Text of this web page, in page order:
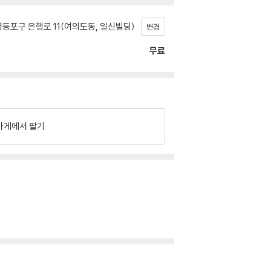
포구 은행로 11(여의도동, 일신빌딩) 변경
무료
게에서 팔기